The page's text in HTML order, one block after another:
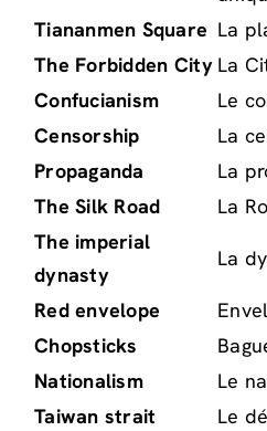
Tiananmen Square La
The Forbidden City La
Confucianism
Le
Censorship
La
Propaganda
La
The Silk Road
La
The imperial
dynasty
La
Red envelope
Chopsticks
Nationalism
Le
Taiwan strait
Le